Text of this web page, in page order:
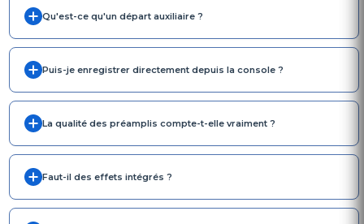
Qu'est-ce qu'un départ auxiliaire ?
Puis-je enregistrer directement depuis la console ?
La qualité des préamplis compte-t-elle vraiment ?
Faut-il des effets intégrés ?